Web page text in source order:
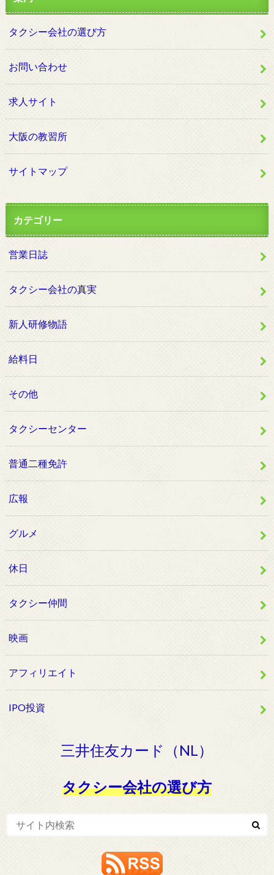
タクシー会社の選び方
お問い合わせ
求人サイト
大阪の教習所
サイトマップ
カテゴリー
営業日誌
タクシー会社の真実
新人研修物語
給料日
その他
タクシーセンター
普通二種免許
広報
グルメ
休日
タクシー仲間
映画
アフィリエイト
IPO投資
三井住友カード（NL）
タクシー会社の選び方